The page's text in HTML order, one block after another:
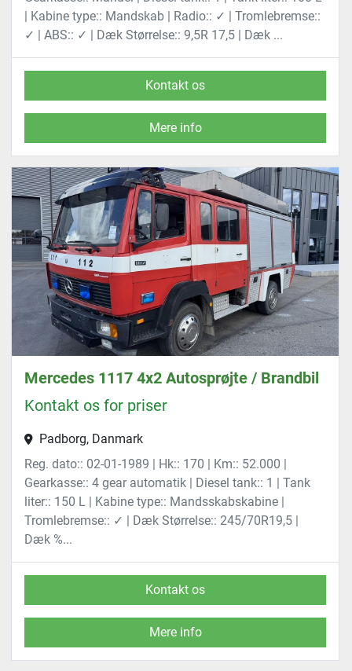
| Kabine type:: Mandskab | Radio:: ✓ | Tromlebremse::
✓ | ABS:: ✓ | Dæk Størrelse:: 9,5R 17,5 | Dæk ...
Kontakt os
Mere info
Mercedes 1117 4x2 Autosprøjte / Brandbil
Kontakt os for priser
Padborg, Danmark
Reg. dato:: 02-01-1989 | Hk:: 170 | Km:: 52.000 |
Gearkasse:: 4 gear automatik | Diesel tank:: 1 | Tank
liter:: 150 L | Kabine type:: Mandsskabskabine |
Tromlebremse:: ✓ | Dæk Størrelse:: 245/70R19,5 |
Dæk %...
Kontakt os
Mere info